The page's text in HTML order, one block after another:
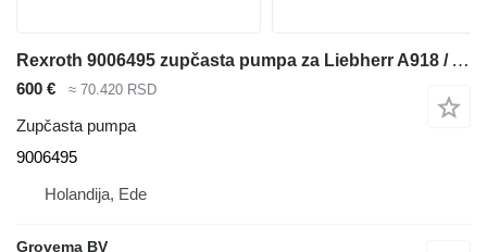
Rexroth 9006495 zupčasta pumpa za Liebherr A918 / A920 / LH24 M / LH26 M / LH26 EC bagera
600 € ≈ 70.420 RSD
Zupčasta pumpa
9006495
Holandija, Ede
Grovema BV